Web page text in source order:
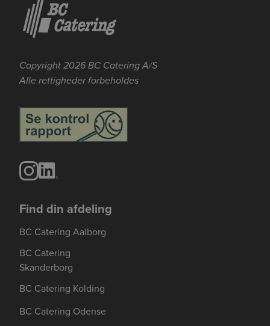
Copyright 2026 BC Catering A/S
Alle rettigheder forbeholdes
Find din afdeling
BC Catering Aalborg
BC Catering
Skanderborg
BC Catering Kolding
BC Catering Odense